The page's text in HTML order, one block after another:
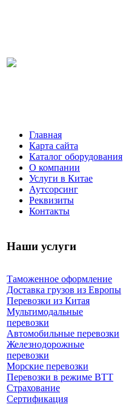
Главная
Карта сайта
Каталог оборудования
О компании
Услуги в Китае
Аутсорсинг
Реквизиты
Контакты
Наши услуги
Таможенное оформление
Доставка грузов из Европы
Перевозки из Китая
Мультимодальные
перевозки
Автомобильные перевозки
Железнодорожные
перевозки
Морские перевозки
Перевозки в режиме ВТТ
Страхование
Сертификация